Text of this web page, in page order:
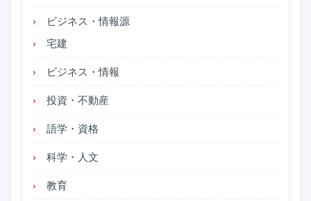
ビジネス・情報源
宅建
ビジネス・情報
投資・不動産
語学・資格
科学・人文
教育